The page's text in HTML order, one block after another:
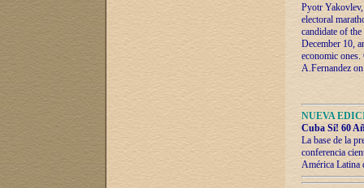
Pyotr
electoral
candidate of
December 10,
economic
A.Fernandez
NUEVA
Cuba Sí! 60
La base de la
conferencia
América Latina